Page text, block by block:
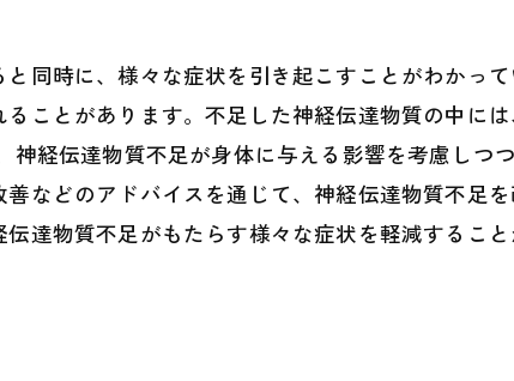
同時に、様々な症状を引き起こすことがわかっ
ことがあります。不足した神経伝達物質の中に
神経伝達物質不足が身体に与える影響を考慮しつ
などのアドバイスを通じて、神経伝達物質不足
達物質不足がもたらす様々な症状を軽減すること